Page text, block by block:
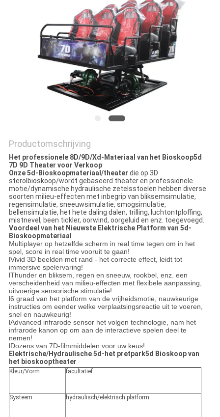
POLICY
Productomschrijving
Het professionele 8D/9D/Xd-Materiaal van het Bioskoop5d
7D 9D Theater voor Verkoop
Onze 5d-Bioskoopmateriaal/theater die op 3D
sterolbioskoop/wordt gebaseerd theater en professionele
motie/dynamische hydraulische zetelsstoelen hebben diverse
soorten milieu-effecten met inbegrip van bliksemsimulatie,
regensimulatie, sneeuwsimulatie, smogsimulatie,
bellensimulatie, het hete daling dalen, trilling, luchtontploffing,
mistnevel, been tickler, oorwind, oorgeluid en enz. toegevoegd.
Voordeel van het Nieuwste Elektrische Platform van 5d-
Bioskoopmateriaal
Multiplayer op hetzelfde scherm in real time tegen om in het
spel, score in real time vooruit te gaan!
lVivid 3D beelden met rand - het correcte effect, leidt tot
immersive spelervaring!
lThunder en bliksem, regen en sneeuw, rookbel, enz. een
verscheidenheid van milieu-effecten met flexibele aanpassing,
uitvoerige sensorische stimulatie!
l6 graad van het platform van de vrijheidsmotie, nauwkeurige
instructies om eender welke verplaatsingsreactie uit te voeren,
snel en nauwkeurig!
lAdvanced infrarode sensor het volgen technologie, nam het
infrarode kanon op om aan de interactieve spelen deel te
nemen!
lDozens van 7D-filmmiddelen voor uw keus!
Elektrische/Hydraulische 5d-het pretpark5d Bioskoop van
het bioskooptheater
Kleur/Vorm facultatief
Systeem hydraulisch/elektrisch platform